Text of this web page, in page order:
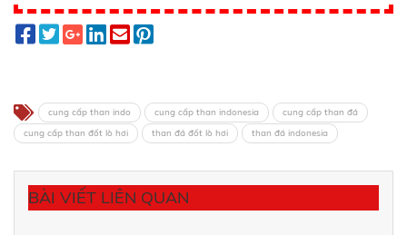
cung cấp than indo cung cấp than indonesia
cung cấp than đá
cung cấp than đốt lò hơi
than đá đốt lò hơi than đá indonesia
BÀI VIẾT LIÊN QUAN